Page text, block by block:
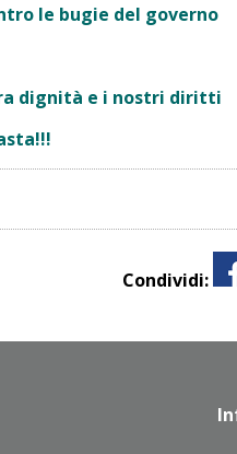
le bugie del governo
dignità e i nostri diritti
Condividi: